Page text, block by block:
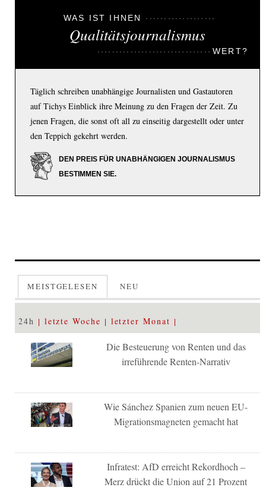
WAS IST IHNEN
Qualitätsjournalismus
WERT?
Täglich schreiben unabhängige Journalisten und Gastautoren
auf Tichys Einblick ihre Meinung zu den Fragen der Zeit. Zu
jenen Fragen, die sonst oft all zu einseitig dargestellt oder unter
den Teppich gekehrt werden.
DEN PREIS FÜR UNABHÄNGIGEN JOURNALISMUS
BESTIMMEN SIE.
MEISTGELESEN NEU
24h letzte Woche letzter Monat
Die Besteuerung von Renten und das
irreführende Renten-Narrativ
Wie Sánchez Spanien zum neuen EU-
Migrationsmagneten gemacht hat
Infratest: AfD erreicht Rekordhoch –
Merz drückt die Union auf 21 Prozent